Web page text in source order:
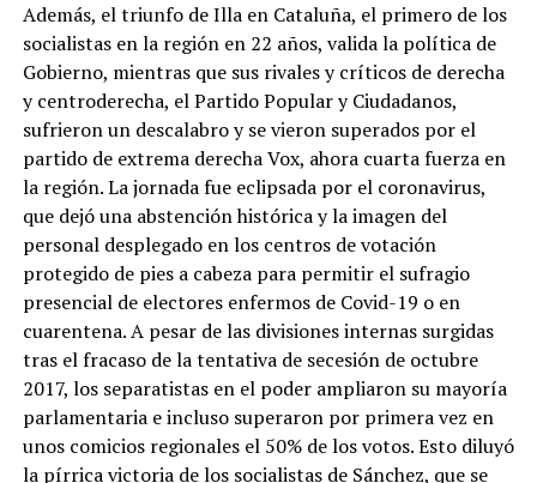
Además, el triunfo de Illa en Cataluña, el primero de los
socialistas en la región en 22 años, valida la política de
Gobierno, mientras que sus rivales y críticos de derecha
y centroderecha, el Partido Popular y Ciudadanos,
sufrieron un descalabro y se vieron superados por el
partido de extrema derecha Vox, ahora cuarta fuerza en
la región. La jornada fue eclipsada por el coronavirus,
que dejó una abstención histórica y la imagen del
personal desplegado en los centros de votación
protegido de pies a cabeza para permitir el sufragio
presencial de electores enfermos de Covid-19 o en
cuarentena. A pesar de las divisiones internas surgidas
tras el fracaso de la tentativa de secesión de octubre
2017, los separatistas en el poder ampliaron su mayoría
parlamentaria e incluso superaron por primera vez en
unos comicios regionales el 50% de los votos. Esto diluyó
la pírrica victoria de los socialistas de Sánchez, que se